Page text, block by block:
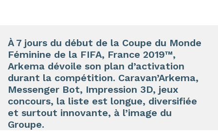
À 7 jours du début de la Coupe du Monde
Féminine de la FIFA, France 2019™,
Arkema dévoile son plan d’activation
durant la compétition. Caravan’Arkema,
Messenger Bot, Impression 3D, jeux
concours, la liste est longue, diversifiée
et surtout innovante, à l’image du
Groupe.